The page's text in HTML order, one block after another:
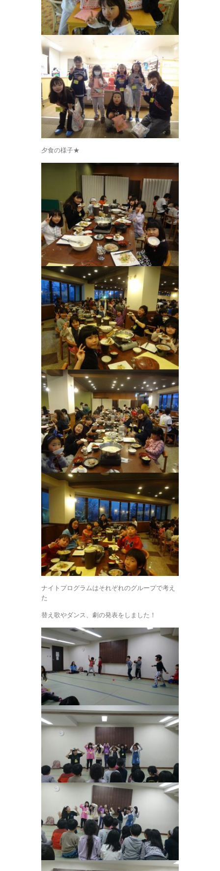
夕食の様子★
ナイトプログラムはそれぞれのグループで考え
た
替え歌やダンス、劇の発表をしました！